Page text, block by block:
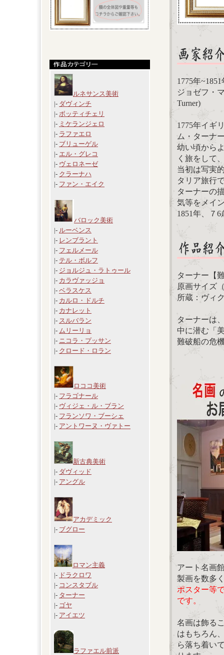
ルネサンス美術
|- ダヴィンチ
|- ボッティチェリ
|- ミケランジェロ
|- ラファエロ
|- ブリューゲル
|- エル・グレコ
|- ヴェロネーゼ
|- クラーナハ
|- ファン・エイク
バロック美術
|- ルーベンス
|- レンブラント
|- フェルメール
|- テル・ボルフ
|- ジョルジュ・ラトゥール
|- カラヴァッジョ
|- ベラスケス
|- カルロ・ドルチ
|- カナレット
|- スルバラン
|- ムリーリョ
|- ニコラ・プッサン
|- クロード・ロラン
ロココ美術
|- フラゴナール
|- ヴィジェ・ル・ブラン
|- フランソワ・ブーシェ
|- アントワーヌ・ヴァトー
新古典美術
|- ダヴィッド
|- アングル
アカデミック
|- ブグロー
ロマン主義
|- ドラクロワ
|- コンスタブル
|- ターナー
|- ゴヤ
|- アイエツ
ラファエル前派
1775年
ジョゼフ・
Turner)
1775年イギ
ム・ターナ
幼い頃から
く旅をして
当初は写実
タリア旅行
ターナーの
気等をメイ
1851年、７
ターナー【
原画サイズ
所蔵：ヴィ
ターナーは
中に潜む「
難破船の危
アート名画
製画を数多
ポスター等
です。
名画は飾る
はもちろん
ら落ち着い